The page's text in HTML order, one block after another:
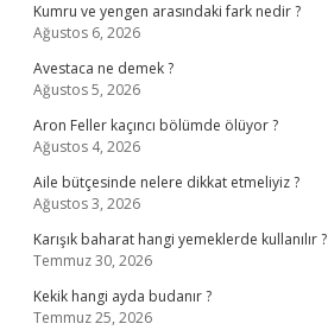
Kumru ve yengen arasındaki fark nedir ?
Ağustos 6, 2026
Avestaca ne demek ?
Ağustos 5, 2026
Aron Feller kaçıncı bölümde ölüyor ?
Ağustos 4, 2026
Aile bütçesinde nelere dikkat etmeliyiz ?
Ağustos 3, 2026
Karışık baharat hangi yemeklerde kullanılır ?
Temmuz 30, 2026
Kekik hangi ayda budanır ?
Temmuz 25, 2026